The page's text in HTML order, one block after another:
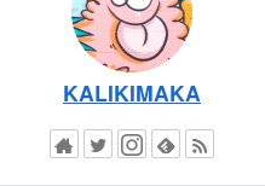
KALIKIMAKA